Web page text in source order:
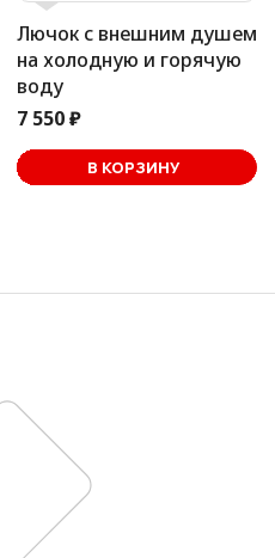
Лючок с внешним душем
на холодную и горячую
воду
7 550 ₽
В КОРЗИНУ